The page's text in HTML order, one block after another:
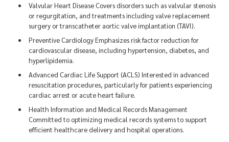
Valvular Heart Disease Covers disorders such as valvular stenosis
or regurgitation, and treatments including valve replacement
surgery or transcatheter aortic valve implantation (TAVI).
Preventive Cardiology Emphasizes risk factor reduction for
cardiovascular disease, including hypertension, diabetes, and
hyperlipidemia.
Advanced Cardiac Life Support (ACLS) Interested in advanced
resuscitation procedures, particularly for patients experiencing
cardiac arrest or acute heart failure.
Health Information and Medical Records Management
Committed to optimizing medical records systems to support
efficient healthcare delivery and hospital operations.